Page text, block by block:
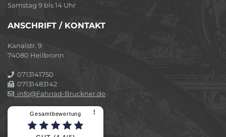
Samstag 9 bis 14 Uhr
ANSCHRIFT / KONTAKT
Kanalstr. 9
74080 Heilbronn
0713141750
07131483142
info@Fahrrad-Bruckner.de
Gesamtbewertung ⠇